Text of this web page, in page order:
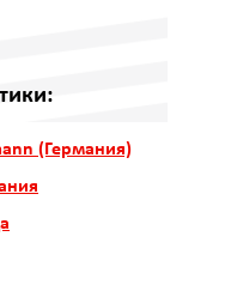
(Германия)